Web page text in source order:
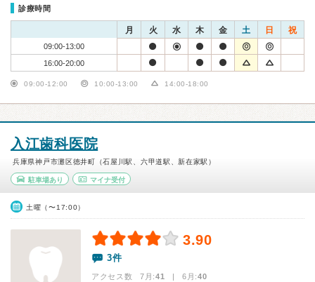
診療時間
月 火 水 木 金 土 日 祝
09:00-13:00
16:00-20:00
09:00-12:00 10:00-13:00 14:00-18:00
入江歯科医院
兵庫県神戸市灘区徳井町（石屋川駅、六甲道駅、新在家駅）
駐車場あり マイナ受付
土曜（〜17:00）
3.90
3件
アクセス数 7月:41 | 6月:40